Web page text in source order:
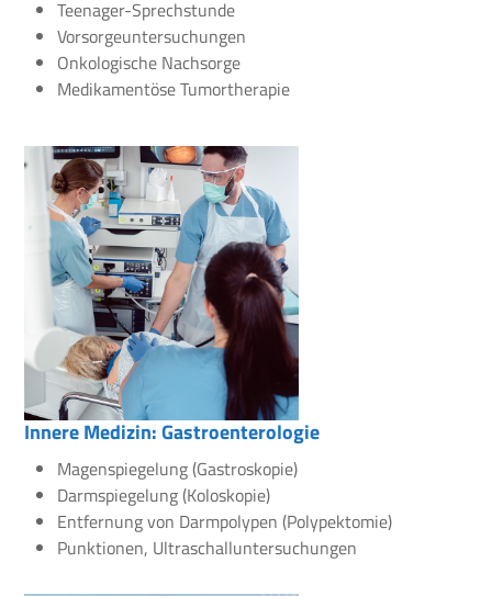
Teenager-Sprechstunde
Vorsorgeuntersuchungen
Onkologische Nachsorge
Medikamentöse Tumortherapie
Innere Medizin: Gastroenterologie
Magenspiegelung (Gastroskopie)
Darmspiegelung (Koloskopie)
Entfernung von Darmpolypen (Polypektomie)
Punktionen, Ultraschalluntersuchungen